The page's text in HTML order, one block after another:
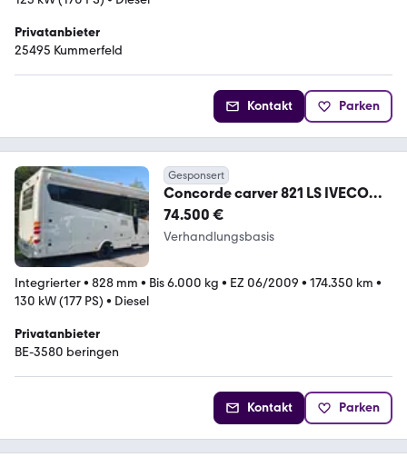
Privatanbieter
25495 Kummerfeld
Kontakt Parken
Gesponsert
Concorde carver 821 LS IVECO
65C18
74.500 €
Verhandlungsbasis
Integrierter• 828 mm • Bis 6.000 kg • EZ 06/2009 • 174.350 km •
130 kW (177 PS) • Diesel
Privatanbieter
BE-3580 beringen
Kontakt Parken